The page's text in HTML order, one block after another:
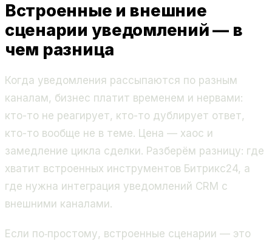
Встроенные и внешние
сценарии уведомлений — в
чем разница
Когда уведомления рассыпаются по разным
каналам, бизнес платит временем и нервами:
кто-то не реагирует, кто-то дублирует ответ,
кто-то вообще не в теме. Цена — хаос и
замедление цикла сделки. Разберём разницу: где
хватит встроенных инструментов Битрикс24, а
где нужна интеграция уведомлений CRM с
внешними каналами.
Если по‑простому, встроенные сценарии — это